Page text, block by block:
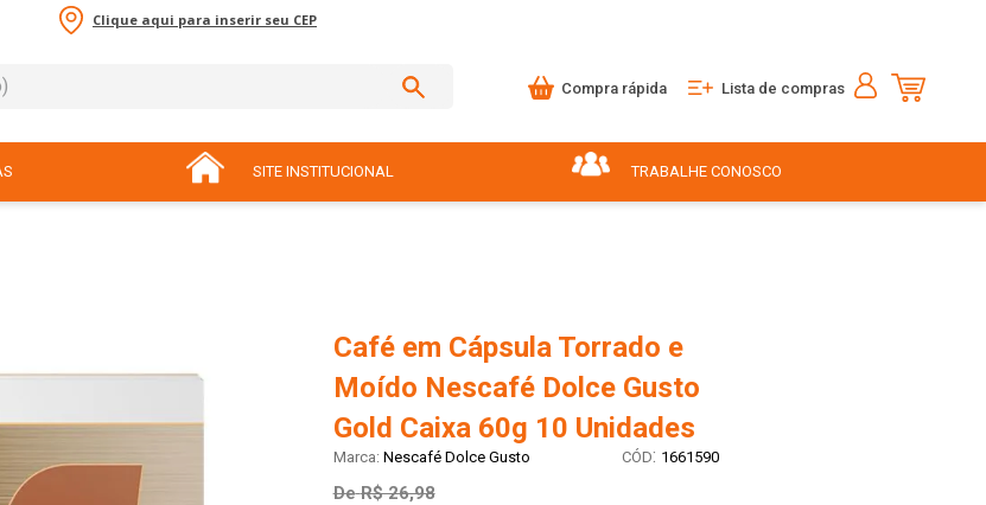
Clique aqui para inserir seu CEP
Compra rápida Lista de compras
SITE INSTITUCIONAL TRABALHE CONOSCO
Café em Cápsula Torrado e
Moído Nescafé Dolce Gusto
Gold Caixa 60g 10 Unidades
Nescafé Dolce Gusto : 1661590
De R$ 26,98